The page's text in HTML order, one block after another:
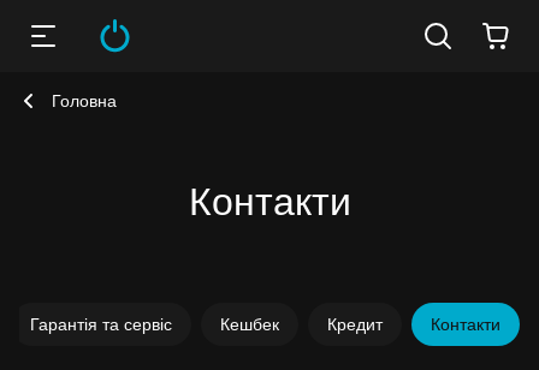
Головна
Контакти
Гарантія та сервіс Кешбек Кредит Контакти